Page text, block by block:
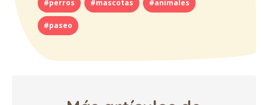
#perros #mascotas #animales
#paseo